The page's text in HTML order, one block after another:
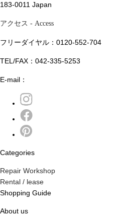
183-0011 Japan
アクセス - Access
フリーダイヤル：0120-552-704
TEL/FAX：042-335-5253
E-mail：
Categories
Repair Workshop
Rental / lease
Shopping Guide
About us